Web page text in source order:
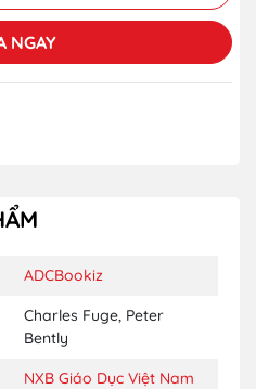
NGAY
ADCBookiz
Charles Fuge Peter
Bently
NXB Giáo Dục Việt Nam